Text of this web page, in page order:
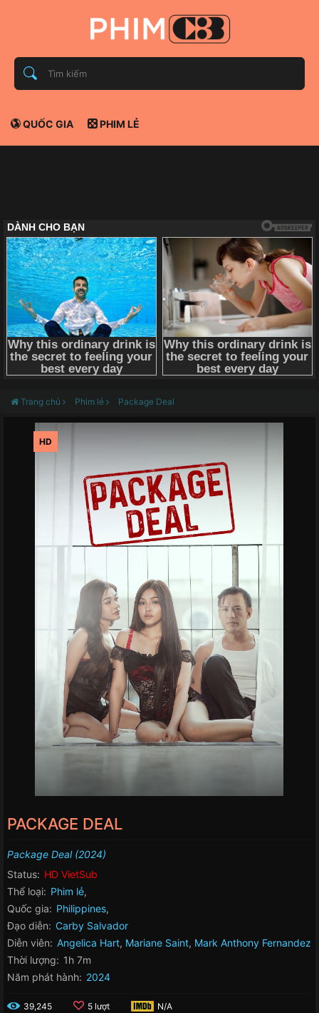
QUỐC GIA PHIM LẺ
Trang chủ Phim lẻ Package Deal
HD
PACKAGE DEAL
Package Deal (2024)
Status: HD VietSub
Thể loại: Phim lẻ,
Quốc gia: Philippines,
Đạo diễn: Carby Salvador
Diễn viên: Angelica Hart, Mariane Saint, Mark Anthony Fernandez
Thời lượng: 1h 7m
Năm phát hành: 2024
39,245 5 lượt N/A